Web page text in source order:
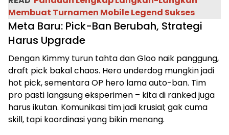
Membuat Turnamen Mobile Legend Sukses
Meta Baru: Pick-Ban Berubah, Strategi
Harus Upgrade
Dengan Kimmy turun tahta dan Gloo naik panggung,
draft pick bakal chaos. Hero underdog mungkin jadi
hot pick, sementara OP hero lama auto-ban. Tim
pro pasti langsung eksperimen – kita di ranked juga
harus ikutan. Komunikasi tim jadi krusial; gak cuma
skill, tapi koordinasi yang bikin menang.